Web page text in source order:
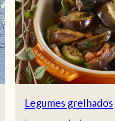
Legumes grelhados